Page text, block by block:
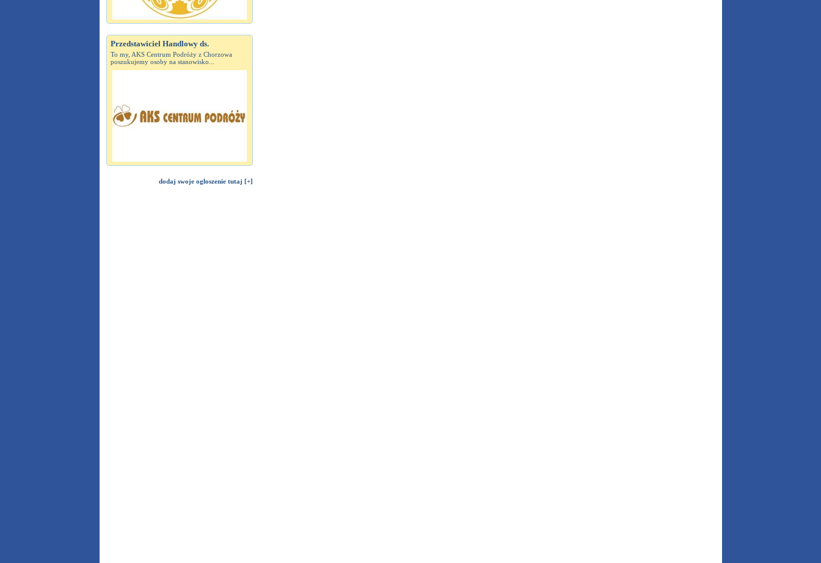
Przedstawiciel Handlowy ds.
To my, AKS Centrum Podróży z Chorzowa
poszukujemy osoby na stanowisko...
dodaj swoje ogłoszenie tutaj [+]